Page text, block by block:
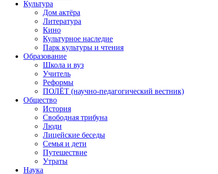
Культура
Дом актёра
Литература
Кино
Культурное наследие
Парк культуры и чтения
Образование
Школа и вуз
Учитель
Реформы
ПОЛЁТ (научно-педагогический вестник)
Общество
История
Свободная трибуна
Люди
Лицейские беседы
Семья и дети
Путешествие
Утраты
Наука